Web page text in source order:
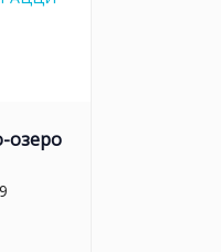
озеро